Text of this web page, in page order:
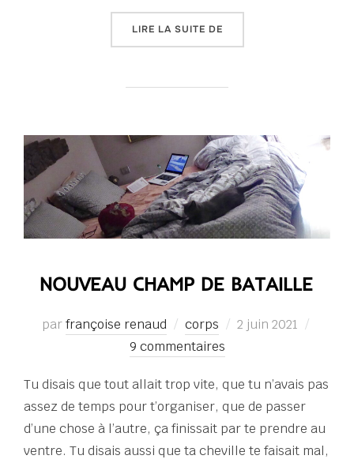
LIRE LA SUITE DE« MIROITEMENTS »
NOUVEAU CHAMP DE BATAILLE
parfrançoise renaud corps
Publié
2 juin 2021
9 commentaires
Tu disais que tout allait trop vite, que tu n’avais pas
assez de temps pour t’organiser, que de passer
d’une chose à l’autre, ça finissait par te prendre au
ventre. Tu disais aussi que ta cheville te faisait mal,